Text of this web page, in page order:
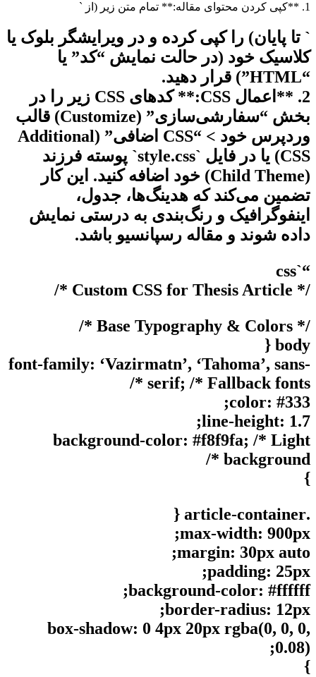
1. **کپی کردن محتوای مقاله:** تمام متن زیر (از `
` تا پایان) را کپی کرده و در ویرایشگر بلوک یا
کلاسیک خود (در حالت نمایش “کد” یا
“HTML”) قرار دهید.
2. **اعمال CSS:** کدهای CSS زیر را در
بخش “سفارشی‌سازی” (Customize) قالب
وردپرس خود > “CSS اضافی” (Additional
CSS) یا در فایل `style.css` پوسته فرزند
(Child Theme) خود اضافه کنید. این کار
تضمین می‌کند که هدینگ‌ها، جدول،
اینفوگرافیک و رنگ‌بندی به درستی نمایش
داده شوند و مقاله رسپانسیو باشد.
“`css
/* Custom CSS for Thesis Article */
/* Base Typography & Colors */
body {
font-family: ‘Vazirmatn’, ‘Tahoma’, sans-
serif; /* Fallback fonts */
color: #333;
line-height: 1.7;
background-color: #f8f9fa; /* Light
background */
}
.article-container {
max-width: 900px;
margin: 30px auto;
padding: 25px;
background-color: #ffffff;
border-radius: 12px;
box-shadow: 0 4px 20px rgba(0, 0, 0,
0.08);
}